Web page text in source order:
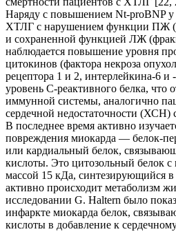
Наряду с повышением Nt-proBNP
ХТЛГ с нарушением функции ПЖ
и сохраненной функцией ЛЖ
наблюдается повышение уровня
цитокинов (фактора некроза
рецептора 1 и 2, интерлейкина-6 и
уровень С-реактивного белка, что
иммунной системы, аналогично
сердечной недостаточности
В последнее время активно
повреждения миокарда — белок-
или кардиальный белок,
кислоты. Это цитозольный белок
массой 15 кДа, синтезирующийся
активно происходит метаболизм
исследовании G. Haltern было
инфаркте миокарда белок,
кислоты в добавление к